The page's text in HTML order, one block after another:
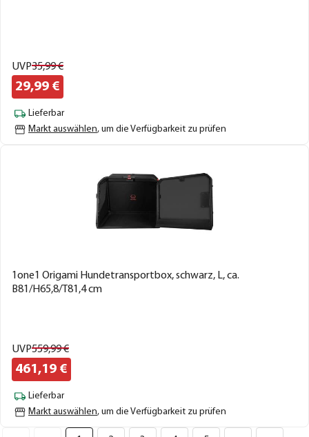
UVP35,99€
29,99 €
Lieferbar
Markt auswählen, um die Verfügbarkeit zu prüfen
1one1 Origami Hundetransportbox, schwarz, L, ca.
B81/H65,8/T81,4 cm
UVP559,99€
461,19 €
Lieferbar
Markt auswählen, um die Verfügbarkeit zu prüfen